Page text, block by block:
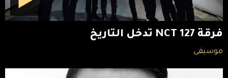
فرقة NCT 127 تدخل التاريخ
موسيقى